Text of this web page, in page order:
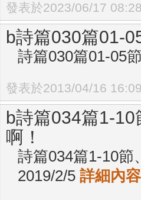
發表於2023/06/17
b詩篇030篇01-
詩篇030篇01-05
發表於2013/04/16
b詩篇034篇1-
啊！
詩篇034篇1-10節
2019/2/5 詳細內容